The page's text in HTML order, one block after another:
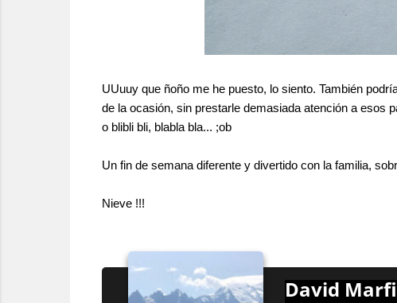
UUuuy que ñoño me he puesto, lo siento. También
de la ocasión, sin prestarle demasiada atención a esos
o blibli bli, blabla bla... ;ob
Un fin de semana diferente y divertido con la familia,
Nieve !!!
David